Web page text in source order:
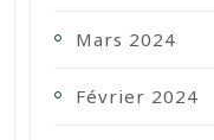
Mars 2024
Février 2024